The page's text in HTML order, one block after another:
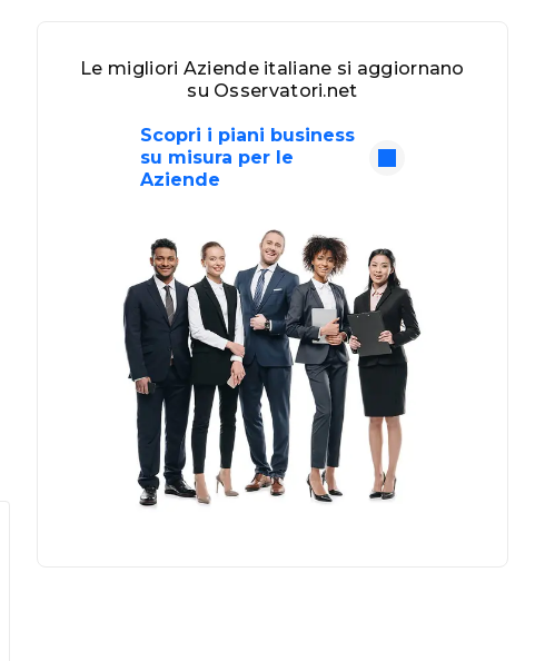
Le migliori Aziende italiane si aggiornano
su Osservatori.net
Scopri i piani business
su misura per le
Aziende